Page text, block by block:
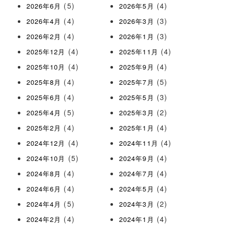
2026年6月 (5) 2026年5月 (4)
2026年4月 (4) 2026年3月 (3)
2026年2月 (4) 2026年1月 (3)
2025年12月 (4) 2025年11月 (4)
2025年10月 (4) 2025年9月 (4)
2025年8月 (4) 2025年7月 (5)
2025年6月 (4) 2025年5月 (3)
2025年4月 (5) 2025年3月 (2)
2025年2月 (4) 2025年1月 (4)
2024年12月 (4) 2024年11月 (4)
2024年10月 (5) 2024年9月 (4)
2024年8月 (4) 2024年7月 (4)
2024年6月 (4) 2024年5月 (4)
2024年4月 (5) 2024年3月 (2)
2024年2月 (4) 2024年1月 (4)